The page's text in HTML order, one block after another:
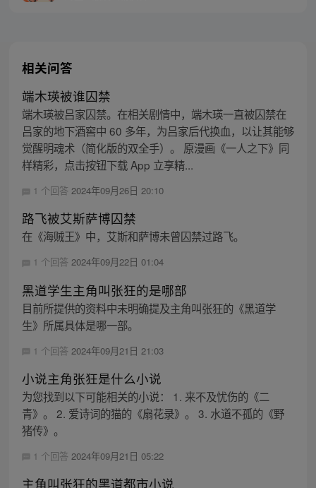
相关问答
端木瑛被谁囚禁
端木瑛被吕家囚禁。在相关剧情中，端木瑛一直被囚禁在
吕家的地下酒窖中 60 多年，为吕家后代换血，以让其能够
觉醒明魂术（简化版的双全手）。 原漫画《一人之下》同
样精彩，点击按钮下载 App 立享精...
1 个回答 2024年09月26日 20:10
路飞被艾斯萨博囚禁
在《海贼王》中，艾斯和萨博未曾囚禁过路飞。
1 个回答 2024年09月22日 01:04
黑道学生主角叫张狂的是哪部
目前所提供的资料中未明确提及主角叫张狂的《黑道学
生》所属具体是哪一部。
1 个回答 2024年09月21日 21:03
小说主角张狂是什么小说
为您找到以下可能相关的小说： 1. 来不及忧伤的《二
青》。 2. 爱诗词的猫的《扇花录》。 3. 水道不孤的《野
猪传》。
1 个回答 2024年09月21日 05:22
主角叫张狂的黑道都市小说